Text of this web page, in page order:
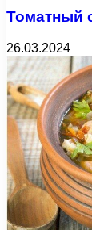
Томатный
26.03.2024